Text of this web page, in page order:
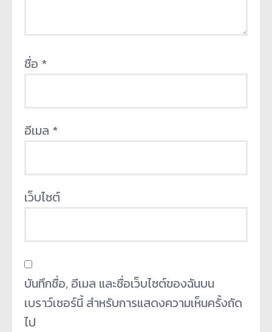
ชื่อ *
อีเมล *
เว็บไซต์
บันทึกชื่อ, อีเมล และชื่อเว็บไซต์ของฉันบน
เบราว์เซอร์นี้ สำหรับการแสดงความเห็นครั้งถัด
ไป